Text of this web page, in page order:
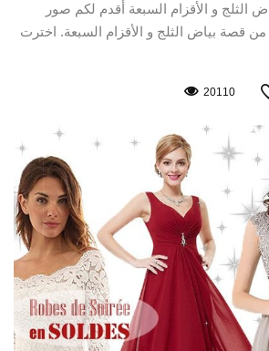
الثلج و الأقزام السبعة أقدم لكم صور
من قصة بياض الثلج و الأقزام السبعة. اخترت
20110